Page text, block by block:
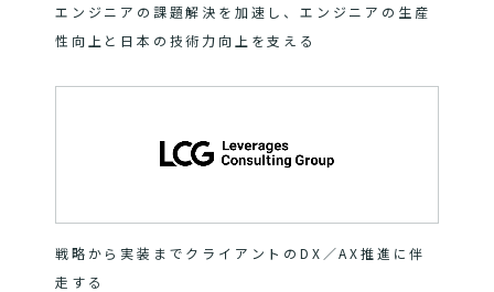
エンジニアの課題解決を加速し、エンジニアの生産
性向上と日本の技術力向上を支える
戦略から実装までクライアントのDX／AX推進に伴
走する